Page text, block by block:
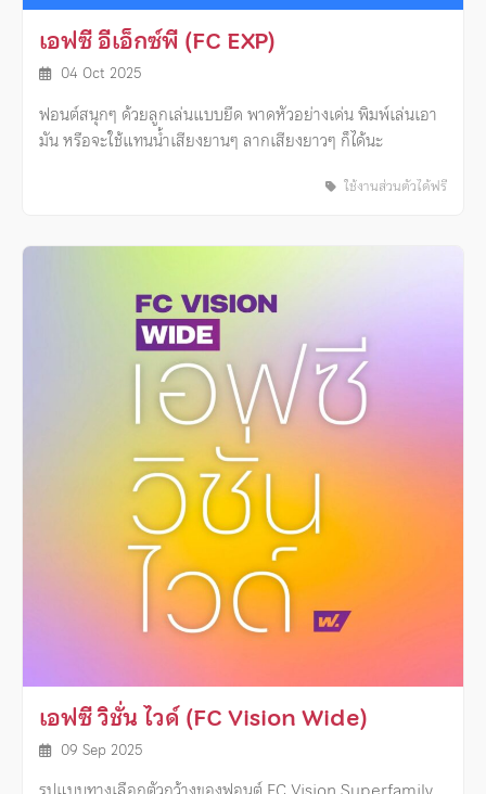
เอฟซี อีเอ็กซ์พี (FC EXP)
04 Oct 2025
ฟอนต์สนุกๆ ด้วยลูกเล่นแบบยืด พาดหัวอย่างเด่น พิมพ์เล่นเอา
มัน หรือจะใช้แทนน้ำเสียงยานๆ ลากเสียงยาวๆ ก็ได้นะ
ใช้งานส่วนตัวได้ฟรี
เอฟซี วิชั่น ไวด์ (FC Vision Wide)
09 Sep 2025